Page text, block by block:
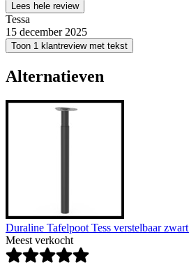
Lees hele review
Tessa
15 december 2025
Toon 1 klantreview met tekst
Alternatieven
Duraline Tafelpoot Tess verstelbaar
Meest verkocht